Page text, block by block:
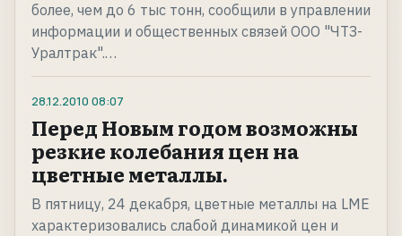
более, чем до 6 тыс тонн, сообщили в управлении
информации и общественных связей ООО "ЧТЗ-
Уралтрак".…
28.12.2010 08:07
Перед Новым годом возможны
резкие колебания цен на
цветные металлы.
В пятницу, 24 декабря, цветные металлы на LME
характеризовались слабой динамикой цен и